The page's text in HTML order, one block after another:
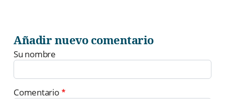
Añadir nuevo comentario
Su nombre
Comentario